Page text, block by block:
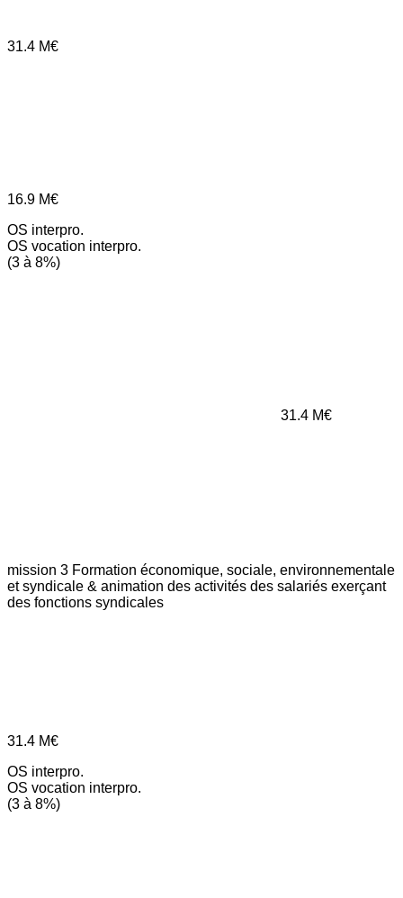
31.4 M€
16.9 M€
OS interpro.
OS vocation interpro.
(3 à 8%)
31.4 M€
mission 3 Formation économique, sociale, environnementale
et syndicale & animation des activités des salariés exerçant
des fonctions syndicales
31.4 M€
OS interpro.
OS vocation interpro.
(3 à 8%)